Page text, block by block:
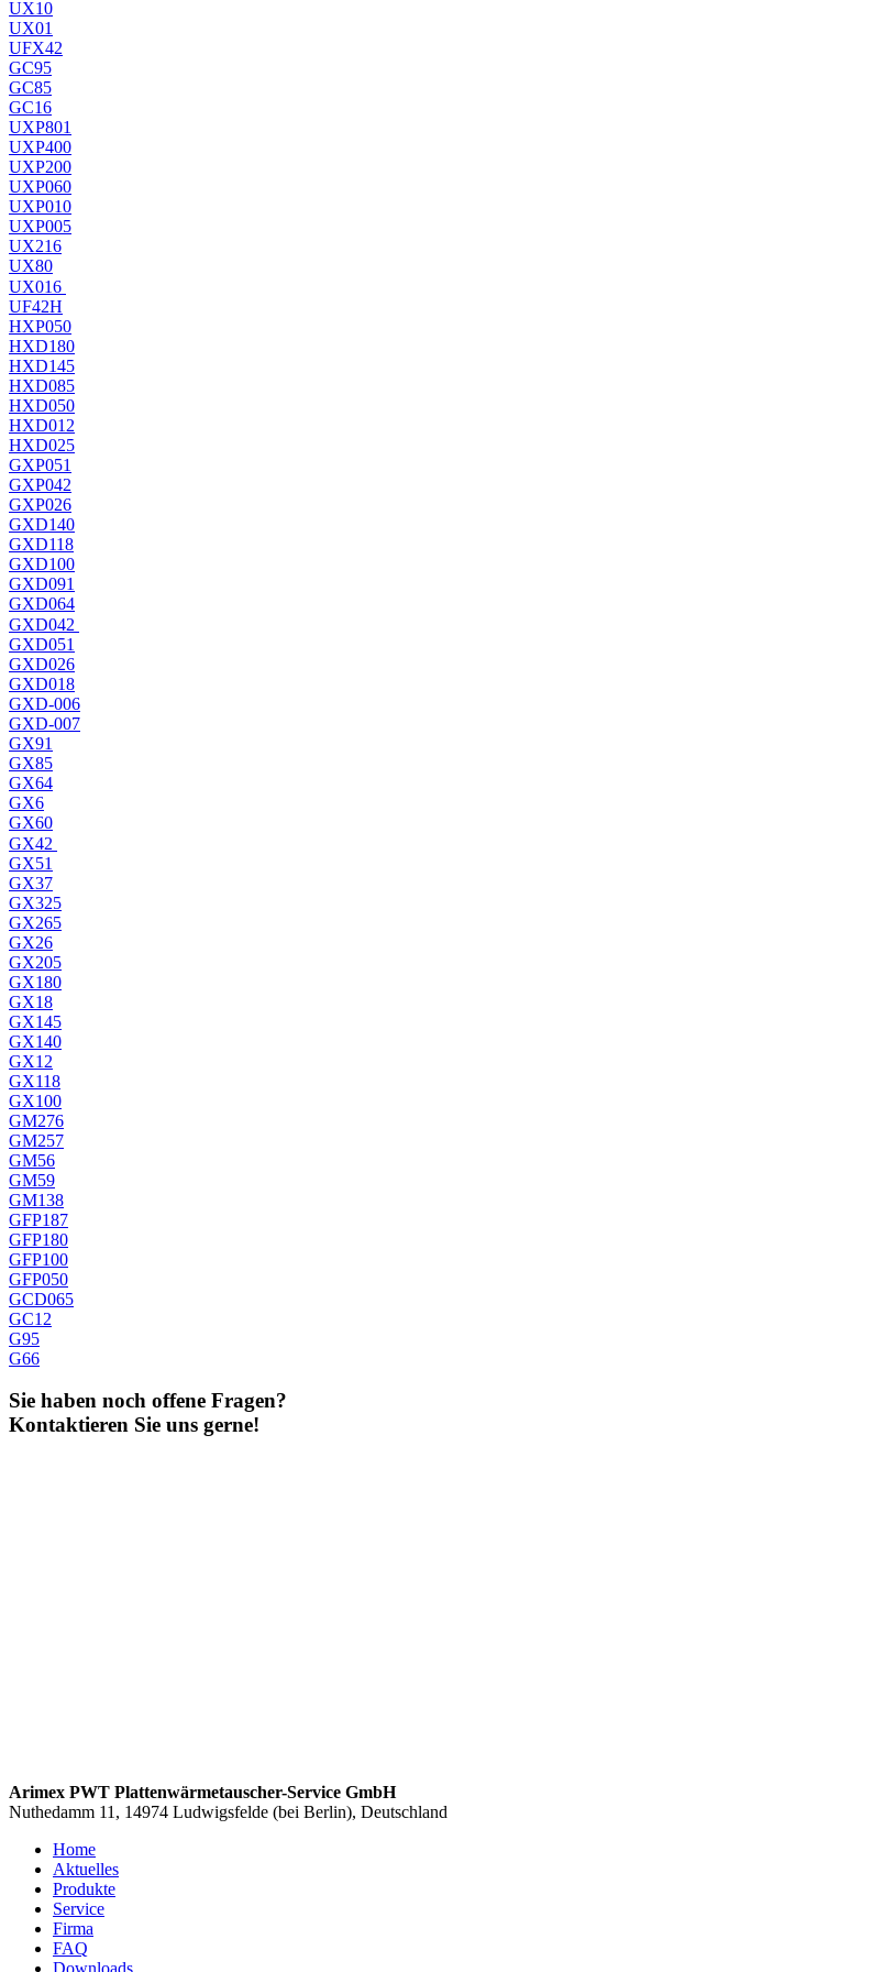
UX10
UX01
UFX42
GC95
GC85
GC16
UXP801
UXP400
UXP200
UXP060
UXP010
UXP005
UX216
UX80
UX016
UF42H
HXP050
HXD180
HXD145
HXD085
HXD050
HXD012
HXD025
GXP051
GXP042
GXP026
GXD140
GXD118
GXD100
GXD091
GXD064
GXD042
GXD051
GXD026
GXD018
GXD-006
GXD-007
GX91
GX85
GX64
GX6
GX60
GX42
GX51
GX37
GX325
GX265
GX26
GX205
GX180
GX18
GX145
GX140
GX12
GX118
GX100
GM276
GM257
GM56
GM59
GM138
GFP187
GFP180
GFP100
GFP050
GCD065
GC12
G95
G66
Sie haben noch offene Fragen?
Kontaktieren Sie uns gerne!
Arimex PWT Plattenwärmetauscher-Service GmbH
Nuthedamm 11, 14974 Ludwigsfelde (bei Berlin), Deutschland
Home
Aktuelles
Produkte
Service
Firma
FAQ